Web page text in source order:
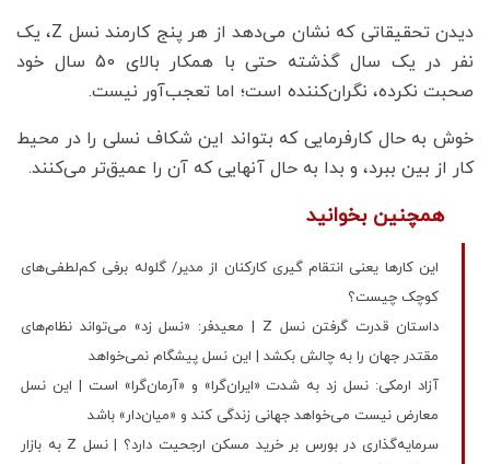
دیدن تحقیقاتی که نشان می‌دهد از هر پنج کارمند نسل Z، یک
نفر در یک سال گذشته حتی با همکار بالای 50 سال خود
صحبت نکرده، نگران‌کننده است؛ اما تعجب‌آور نیست.
خوش به حال کارفرمایی که بتواند این شکاف نسلی را در محیط
کار از بین ببرد، و بدا به حال آنهایی که آن را عمیق‌تر می‌کنند.
همچنین بخوانید
این کارها یعنی انتقام گیری کارکنان از مدیر/ گلوله برفی کم‌لطفی‌های
کوچک چیست؟
داستان قدرت گرفتن نسل Z | معیدفر: «نسل زد» می‌تواند نظام‌های
مقتدر جهان را به چالش بکشد | این نسل پیشگام نمی‌خواهد
آزاد ارمکی: نسل زد به شدت «ایران‌گرا» و «آرمان‌گرا» است | این نسل
معارض نیست می‌خواهد جهانی زندگی کند و «میان‌دار» باشد
سرمایه‌گذاری در بورس بر خرید مسکن ارجحیت دارد؟ | نسل Z به بازار